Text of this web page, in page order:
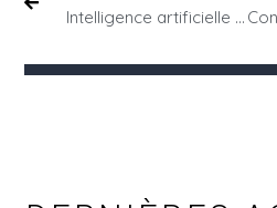
Intelligence artificielle au travail : quelles limites juridiques pour l’employeur ?